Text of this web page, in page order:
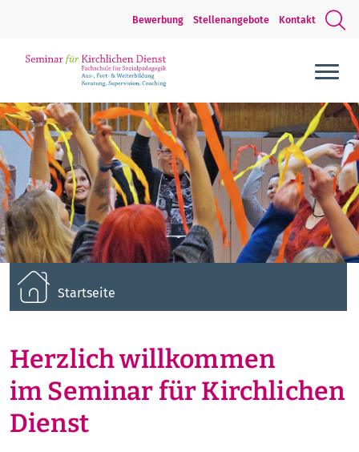
Bewerbung Stellenangebote Kontakt
Startseite
Herzlich willkommen
im Seminar für Kirchlichen
Dienst